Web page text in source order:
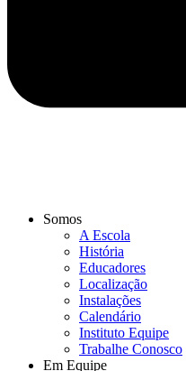
Somos
A Escola
História
Educadores
Localização
Instalações
Calendário
Instituto Equipe
Trabalhe Conosco
Em Equipe